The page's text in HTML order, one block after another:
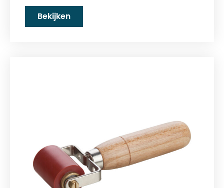
Bekijken